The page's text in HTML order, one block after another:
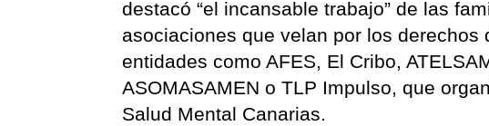
destacó “el incansable trabajo” de las
asociaciones que velan por los derechos
entidades como AFES, El Cribo,
ASOMASAMEN o TLP Impulso, que
Salud Mental Canarias.